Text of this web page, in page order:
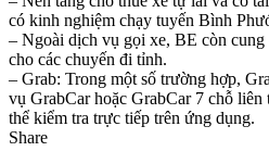
có kinh nghiệm chạy tuyến Bình
– Ngoài dịch vụ gọi xe, BE còn
cho các chuyến đi tỉnh.
– Grab: Trong một số trường hợp,
vụ GrabCar hoặc GrabCar 7 chỗ
thể kiểm tra trực tiếp trên ứng dụng.
Share